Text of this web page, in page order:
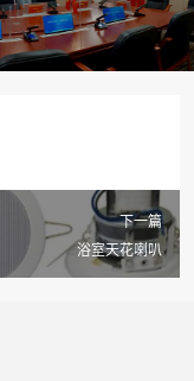
下一篇
浴室天花喇叭